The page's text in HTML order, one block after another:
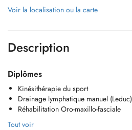
Voir la localisation ou la carte
Description
Diplômes
Kinésithérapie du sport
Drainage lymphatique manuel (Leduc)
Réhabilitation Oro-maxillo-fasciale
Tout voir